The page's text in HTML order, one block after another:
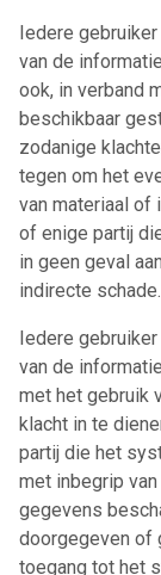
Iedere
van de
ook, in verband
beschikbaar
zodanige
tegen om het
van materiaal of
of enige partij
in geen geval
indirecte schade.
Iedere
van de
met het gebruik
klacht in te
partij die het
met inbegrip
gegevens
doorgegeven of
toegang tot het